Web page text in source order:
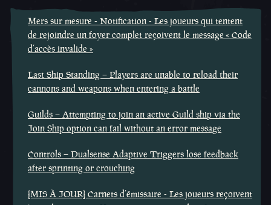
Mers sur mesure - Notification - Les joueurs qui tentent
de rejoindre un foyer complet reçoivent le message « Code
d’accès invalide »
Last Ship Standing – Players are unable to reload their
cannons and weapons when entering a battle
Guilds – Attempting to join an active Guild ship via the
Join Ship option can fail without an error message
Controls – Dualsense Adaptive Triggers lose feedback
after sprinting or crouching
[MIS À JOUR] Carnets d’émissaire - Les joueurs reçoivent